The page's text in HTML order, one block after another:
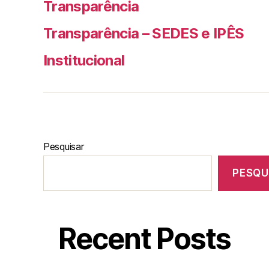
Transparência
Transparência – SEDES e IPÊS
Institucional
Pesquisar
Recent Posts